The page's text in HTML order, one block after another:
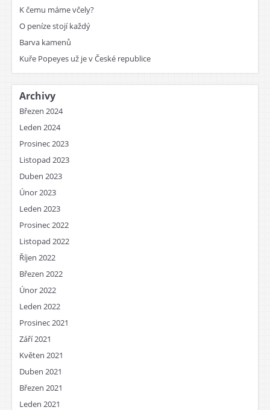
K čemu máme včely?
O peníze stojí každý
Barva kamenů
Kuře Popeyes už je v České republice
Archivy
Březen 2024
Leden 2024
Prosinec 2023
Listopad 2023
Duben 2023
Únor 2023
Leden 2023
Prosinec 2022
Listopad 2022
Říjen 2022
Březen 2022
Únor 2022
Leden 2022
Prosinec 2021
Září 2021
Květen 2021
Duben 2021
Březen 2021
Leden 2021